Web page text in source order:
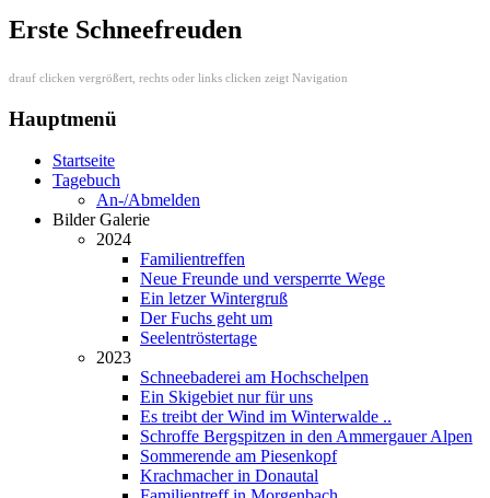
Erste Schneefreuden
drauf clicken vergrößert, rechts oder links clicken zeigt Navigation
Hauptmenü
Startseite
Tagebuch
An-/Abmelden
Bilder Galerie
2024
Familientreffen
Neue Freunde und versperrte Wege
Ein letzer Wintergruß
Der Fuchs geht um
Seelentröstertage
2023
Schneebaderei am Hochschelpen
Ein Skigebiet nur für uns
Es treibt der Wind im Winterwalde ..
Schroffe Bergspitzen in den Ammergauer Alpen
Sommerende am Piesenkopf
Krachmacher in Donautal